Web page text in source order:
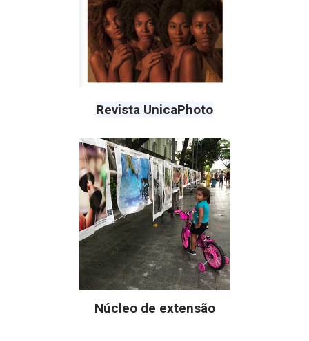
Revista UnicaPhoto
Núcleo de extensão